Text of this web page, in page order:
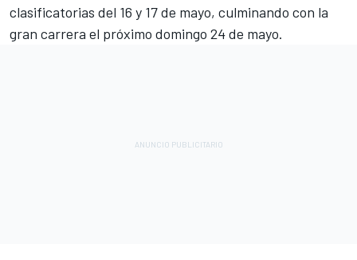
clasificatorias del 16 y 17 de mayo, culminando con la
gran carrera el próximo domingo 24 de mayo.